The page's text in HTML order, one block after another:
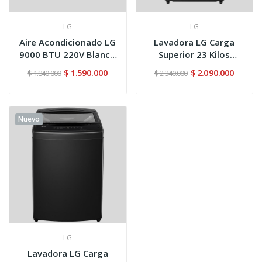
LG
Aire Acondicionado LG
9000 BTU 220V Blanco
$ 1.840.000 $ 1.590.000
LG
Lavadora LG Carga
Superior 23 Kilos
$ 2.340.000 $ 2.090.000
Nuevo
LG
Lavadora LG Carga